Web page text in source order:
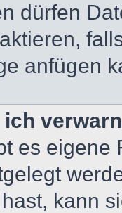
dürfen
anfügen
ich
es
kann